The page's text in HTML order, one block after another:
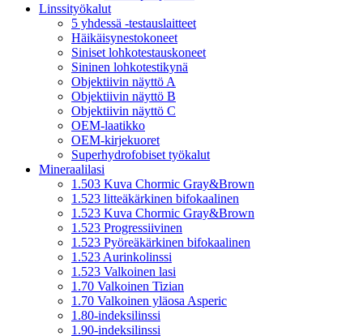
Linssityökalut
5 yhdessä -testauslaitteet
Häikäisynestokoneet
Siniset lohkotestauskoneet
Sininen lohkotestikynä
Objektiivin näyttö A
Objektiivin näyttö B
Objektiivin näyttö C
OEM-laatikko
OEM-kirjekuoret
Superhydrofobiset työkalut
Mineraalilasi
1.503 Kuva Chormic Gray&Brown
1.523 litteäkärkinen bifokaalinen
1.523 Kuva Chormic Gray&Brown
1.523 Progressiivinen
1.523 Pyöreäkärkinen bifokaalinen
1.523 Aurinkolinssi
1.523 Valkoinen lasi
1.70 Valkoinen Tizian
1.70 Valkoinen yläosa Asperic
1.80-indeksilinssi
1.90-indeksilinssi